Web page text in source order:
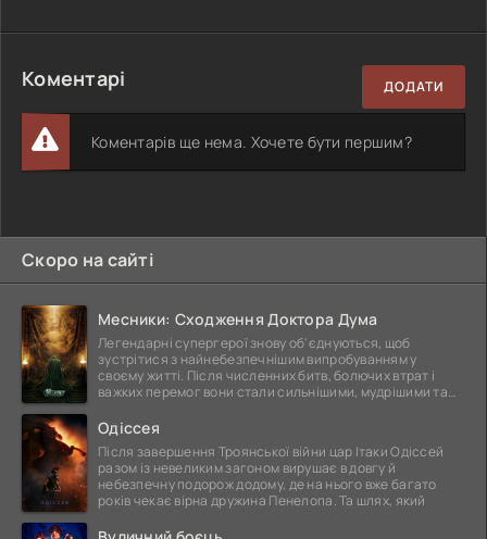
Коментарі ДОДАТИ
Коментарів ще нема. Хочете бути першим?
Скоро на сайті
Месники: Сходження Доктора Дума
Легендарні супергерої знову об'єднуються, щоб
зустрітися з найнебезпечнішим випробуванням у
своєму житті. Після численних битв, болючих втрат і
важких перемог вони стали сильнішими, мудрішими та
Одіссея
Після завершення Троянської війни цар Ітаки Одіссей
разом із невеликим загоном вирушає в довгу й
небезпечну подорож додому, де на нього вже багато
років чекає вірна дружина Пенелопа. Та шлях, який